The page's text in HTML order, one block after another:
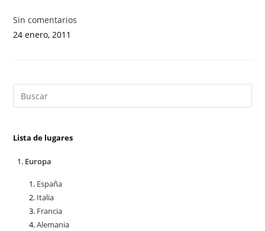
Sin comentarios
24 enero, 2011
Lista de lugares
Europa
España
Italia
Francia
Alemania